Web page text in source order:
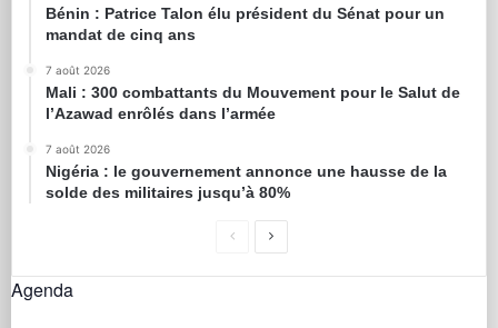
Bénin : Patrice Talon élu président du Sénat pour un
mandat de cinq ans
7 août 2026
Mali : 300 combattants du Mouvement pour le Salut de
l’Azawad enrôlés dans l’armée
7 août 2026
Nigéria : le gouvernement annonce une hausse de la
solde des militaires jusqu’à 80%
Agenda